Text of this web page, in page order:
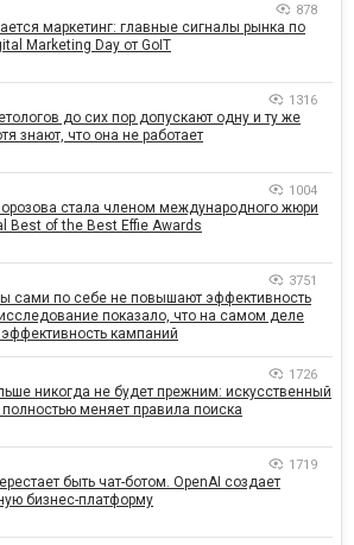
878
маркетинг: главные сигналы рынка по
Marketing Day от GoIT
1316
до сих пор допускают одну и ту же
знают, что она не работает
1004
стала членом международного жюри
Best of the Best Effie Awards
3751
сами по себе не повышают эффективность
показало, что на самом деле
кампаний
1726
никогда не будет прежним: искусственный
полностью меняет правила поиска
1719
быть чат-ботом. OpenAI создает
бизнес-платформу